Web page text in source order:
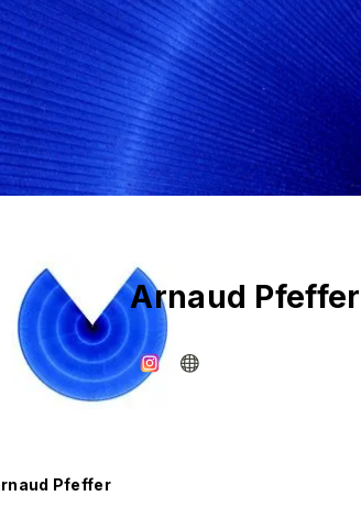
Arnaud Pfeffer
Pfeffer